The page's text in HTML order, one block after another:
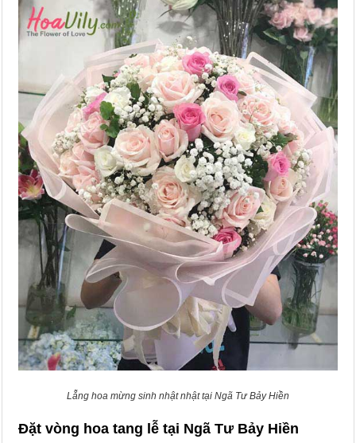
Lẵng hoa mừng sinh nhật nhật tại Ngã Tư Bảy Hiền
Đặt vòng hoa tang lễ tại Ngã Tư Bảy Hiền